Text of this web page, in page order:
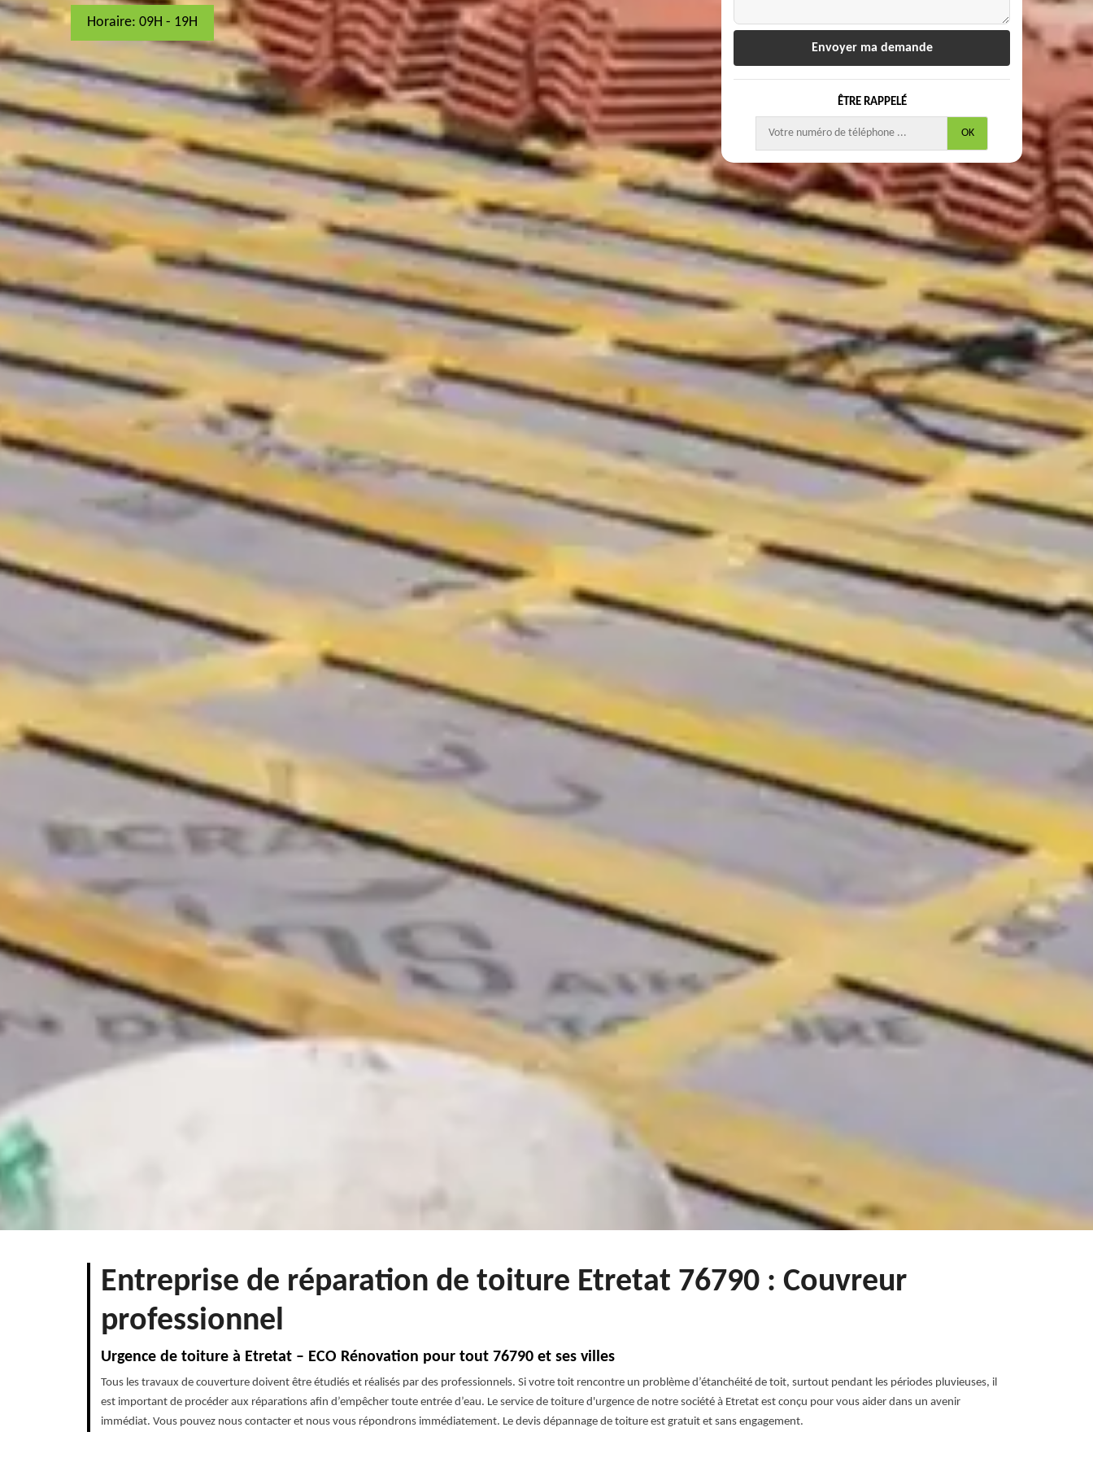
Horaire: 09H - 19H
ÊTRE RAPPELÉ
Entreprise de réparation de toiture Etretat 76790 : Couvreur
professionnel
Urgence de toiture à Etretat – ECO Rénovation pour tout 76790 et ses villes
Tous les travaux de couverture doivent être étudiés et réalisés par des professionnels. Si votre toit rencontre un problème d’étanchéité de toit, surtout pendant les périodes pluvieuses, il
est important de procéder aux réparations afin d’empêcher toute entrée d’eau. Le service de toiture d'urgence de notre société à Etretat est conçu pour vous aider dans un avenir
immédiat. Vous pouvez nous contacter et nous vous répondrons immédiatement. Le devis dépannage de toiture est gratuit et sans engagement.